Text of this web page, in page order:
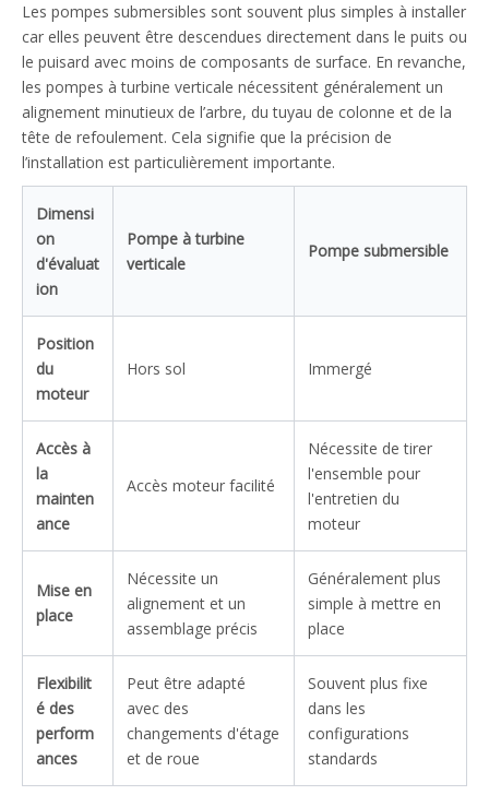
Les pompes submersibles sont souvent plus simples à installer
car elles peuvent être descendues directement dans le puits ou
le puisard avec moins de composants de surface. En revanche,
les pompes à turbine verticale nécessitent généralement un
alignement minutieux de l’arbre, du tuyau de colonne et de la
tête de refoulement. Cela signifie que la précision de
l’installation est particulièrement importante.
Dimensi
on
d'évaluat
ion
Pompe à turbine
verticale
Pompe submersible
Position
du
moteur
Hors sol Immergé
Accès à
la
mainten
ance
Accès moteur facilité
Nécessite de tirer
l'ensemble pour
l'entretien du
moteur
Mise en
place
Nécessite un
alignement et un
assemblage précis
Généralement plus
simple à mettre en
place
Flexibilit
é des
perform
ances
Peut être adapté
avec des
changements d'étage
et de roue
Souvent plus fixe
dans les
configurations
standards